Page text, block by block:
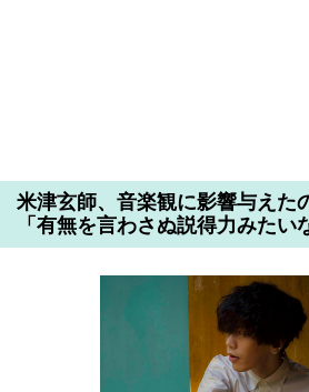
米津玄師、音楽観に影響与えた
「有無を言わさぬ説得力みたい